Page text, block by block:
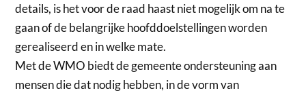
details, is het voor de raad haast niet mogelijk om na te
gaan of de belangrijke hoofddoelstellingen worden
gerealiseerd en in welke mate.
Met de WMO biedt de gemeente ondersteuning aan
mensen die dat nodig hebben, in de vorm van